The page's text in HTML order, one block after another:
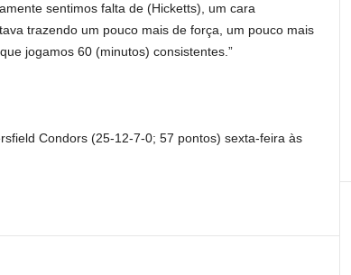
sentimos falta de (Hicketts), um cara
trazendo um pouco mais de força, um pouco mais
jogamos 60 (minutos) consistentes.”
Condors (25-12-7-0; 57 pontos) sexta-feira às